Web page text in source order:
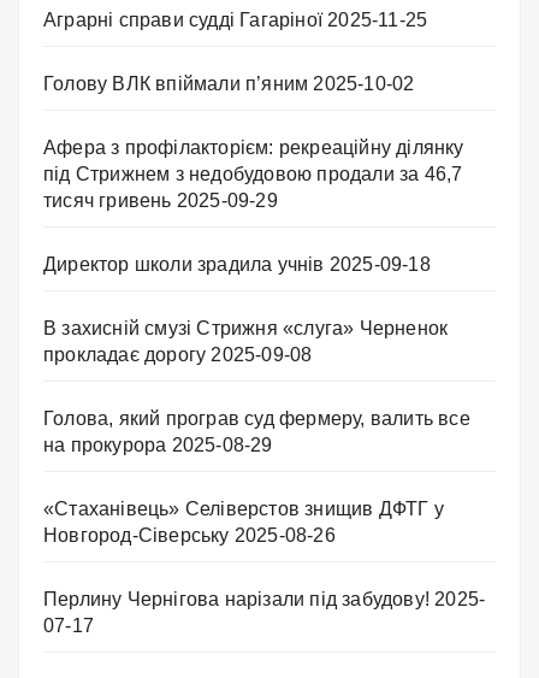
Аграрні справи судді Гагаріної 2025-11-25
Голову ВЛК впіймали п’яним 2025-10-02
Афера з профілакторієм: рекреаційну ділянку
під Стрижнем з недобудовою продали за 46,7
тисяч гривень 2025-09-29
Директор школи зрадила учнів 2025-09-18
В захисній смузі Стрижня «слуга» Черненок
прокладає дорогу 2025-09-08
Голова, який програв суд фермеру, валить все
на прокурора 2025-08-29
«Стаханівець» Селіверстов знищив ДФТГ у
Новгород-Сіверську 2025-08-26
Перлину Чернігова нарізали під забудову! 2025-
07-17